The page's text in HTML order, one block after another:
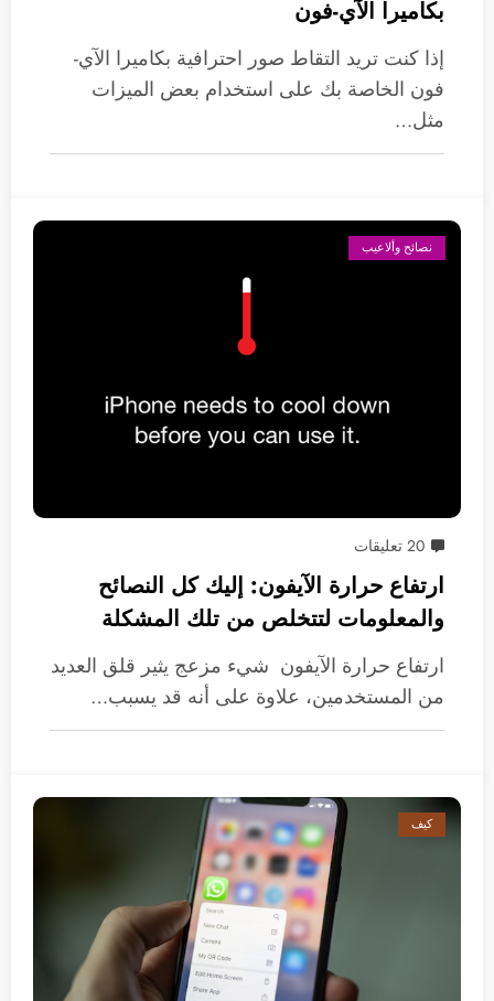
بكاميرا الآي-فون
إذا كنت تريد التقاط صور احترافية بكاميرا الآي-
فون الخاصة بك على استخدام بعض الميزات
مثل…
نصائح وألاعيب
20 تعليقات
ارتفاع حرارة الآيفون: إليك كل النصائح
والمعلومات لتتخلص من تلك المشكلة
ارتفاع حرارة الآيفون شيء مزعج يثير قلق العديد
من المستخدمين، علاوة على أنه قد يسبب…
كيف